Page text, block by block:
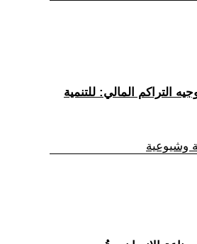
التراكم المالي: للتنمية
وشيوعية